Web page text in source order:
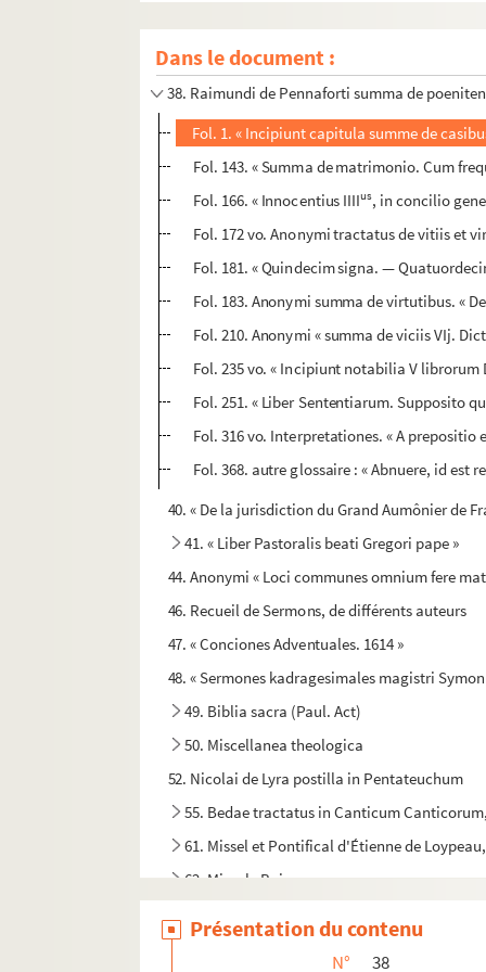
Dans le document :
36. Guillelmi Parisiensis tractatus de
37. Sacramentale Guillelmi de Monte Lauduno
38. Raimundi de Pennaforti summa de
Fol. 1. « Incipiunt capitula summe de
Fol. 143. « Summa de matrimonio. Cum
Fol. 166. « Innocentius IIIIus, in concilio
Fol. 172 vo. Anonymi tractatus de vitiis et
Fol. 181. « Quindecim signa. —
Fol. 183. Anonymi summa de virtutibus. «
Fol. 210. Anonymi « summa de viciis VIj.
Fol. 235 vo. « Incipiunt notabilia V
Fol. 251. « Liber Sententiarum. Supposito
Fol. 316 vo. Interpretationes. « A
Fol. 368. autre glossaire : « Abnuere, id
40. « De la jurisdiction du Grand Aumônier de
41. « Liber Pastoralis beati Gregori pape »
44. Anonymi « Loci communes omnium fere
46. Recueil de Sermons, de différents auteurs
47. « Conciones Adventuales. 1614 »
48. « Sermones kadragesimales magistri
49. Biblia sacra (Paul. Act)
50. Miscellanea theologica
52. Nicolai de Lyra postilla in Pentateuchum
55. Bedae tractatus in Canticum
61. Missel et Pontifical d'Étienne de
62. Missale Baiocense
Présentation du contenu
N°
38